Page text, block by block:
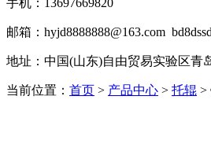
手机：13697669820
邮箱：hyjd8888888@163.com
地址： 中国(山东)自由贸易实验区青
当前位置： 首页 > 产品中心 > 托辊 >